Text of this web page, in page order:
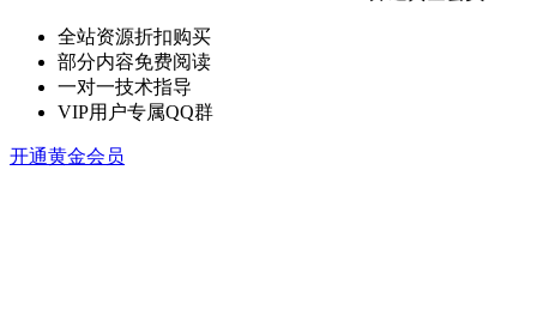
全站资源折扣购买
部分内容免费阅读
一对一技术指导
VIP用户专属QQ群
开通黄金会员